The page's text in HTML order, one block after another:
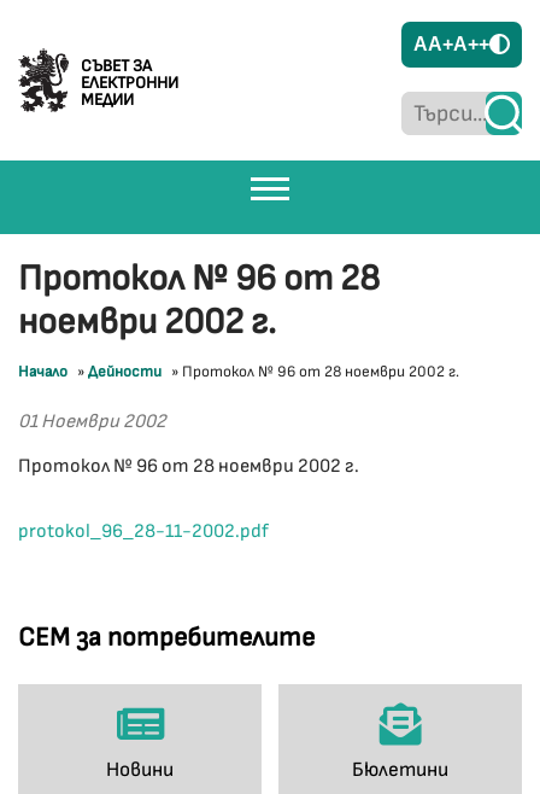
СЪВЕТ ЗА
ЕЛЕКТРОННИ
МЕДИИ
AA+A++
СЕМ за потребителите
Новини Бюлетини
Протокол № 96 от 28
ноември 2002 г.
Начало »Дейности » Протокол № 96 от 28 ноември 2002 г.
01 Ноември 2002
Протокол № 96 от 28 ноември 2002 г.
protokol_96_28-11-2002.pdf